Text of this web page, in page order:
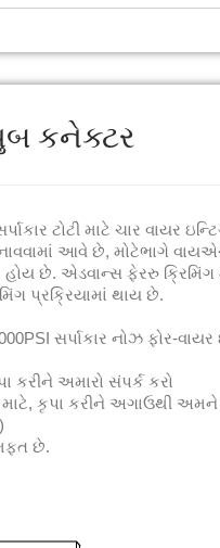
કનેક્ટર
ટોટી માટે ચાર વાયર
આવે છે, મોટેભાગે
હોય છે. એડવાન્સ ફેરરુ ક્રિમિંગ
પ્રક્રિયામાં થાય છે.
સર્પાકાર નોઝ ફોર-વાયર
કરીને અમારો સંપર્ક કરો
માટે, કૃપા કરીને અગાઉથી
છે.